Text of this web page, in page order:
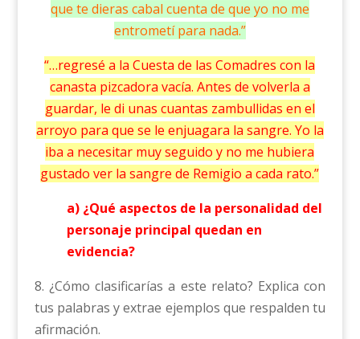
que te dieras cabal cuenta de que yo no me
entrometí para nada.”
“…regresé a la Cuesta de las Comadres con la
canasta pizcadora vacía. Antes de volverla a
guardar, le di unas cuantas zambullidas en el
arroyo para que se le enjuagara la sangre. Yo la
iba a necesitar muy seguido y no me hubiera
gustado ver la sangre de Remigio a cada rato.”
a) ¿Qué aspectos de la personalidad del
personaje principal quedan en
evidencia?
8. ¿Cómo clasificarías a este relato? Explica con
tus palabras y extrae ejemplos que respalden tu
afirmación.